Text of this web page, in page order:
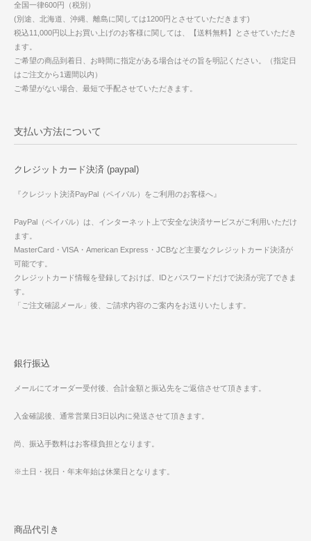
全国一律600円（税別）
(別途、北海道、沖縄、離島に関しては1200円とさせていただきます)
税込11,000円以上お買い上げのお客様に関しては、【送料無料】とさせていただき
ます。
ご希望の商品到着日、お時間に指定がある場合はその旨を明記ください。（指定日
はご注文から1週間以内）
ご希望がない場合、最短で手配させていただきます。
支払い方法について
クレジットカード決済 (paypal)
『クレジット決済PayPal（ペイパル）をご利用のお客様へ』
PayPal（ペイパル）は、インターネット上で安全な決済サービスがご利用いただけ
ます。
MasterCard・VISA・American Express・JCBなど主要なクレジットカード決済が
可能です。
クレジットカード情報を登録しておけば、IDとパスワードだけで決済が完了できま
す。
「ご注文確認メール」後、ご請求内容のご案内をお送りいたします。
銀行振込
メールにてオーダー受付後、合計金額と振込先をご返信させて頂きます。
入金確認後、通常営業日3日以内に発送させて頂きます。
尚、振込手数料はお客様負担となります。
※土日・祝日・年末年始は休業日となります。
商品代引き